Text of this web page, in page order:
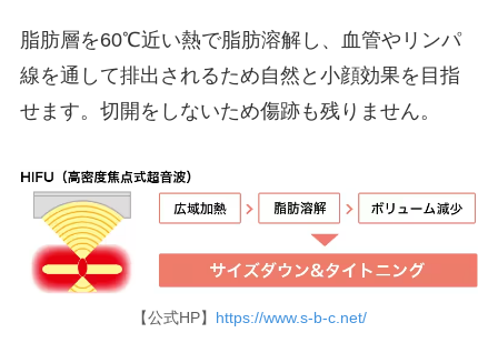
脂肪層を60℃近い熱で脂肪溶解し、血管やリンパ
線を通して排出されるため自然と小顔効果を目指
せます。切開をしないため傷跡も残りません。
【公式HP】 https://www.s-b-c.net/